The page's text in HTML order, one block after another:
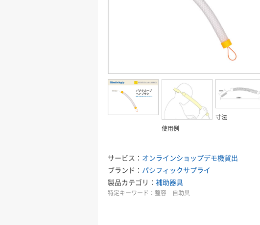
使用例
寸法
サービス： オンラインショップデモ機貸出
ブランド： パシフィックサプライ
製品カテゴリ： 補助器具
特定キーワード： 整容 自助具